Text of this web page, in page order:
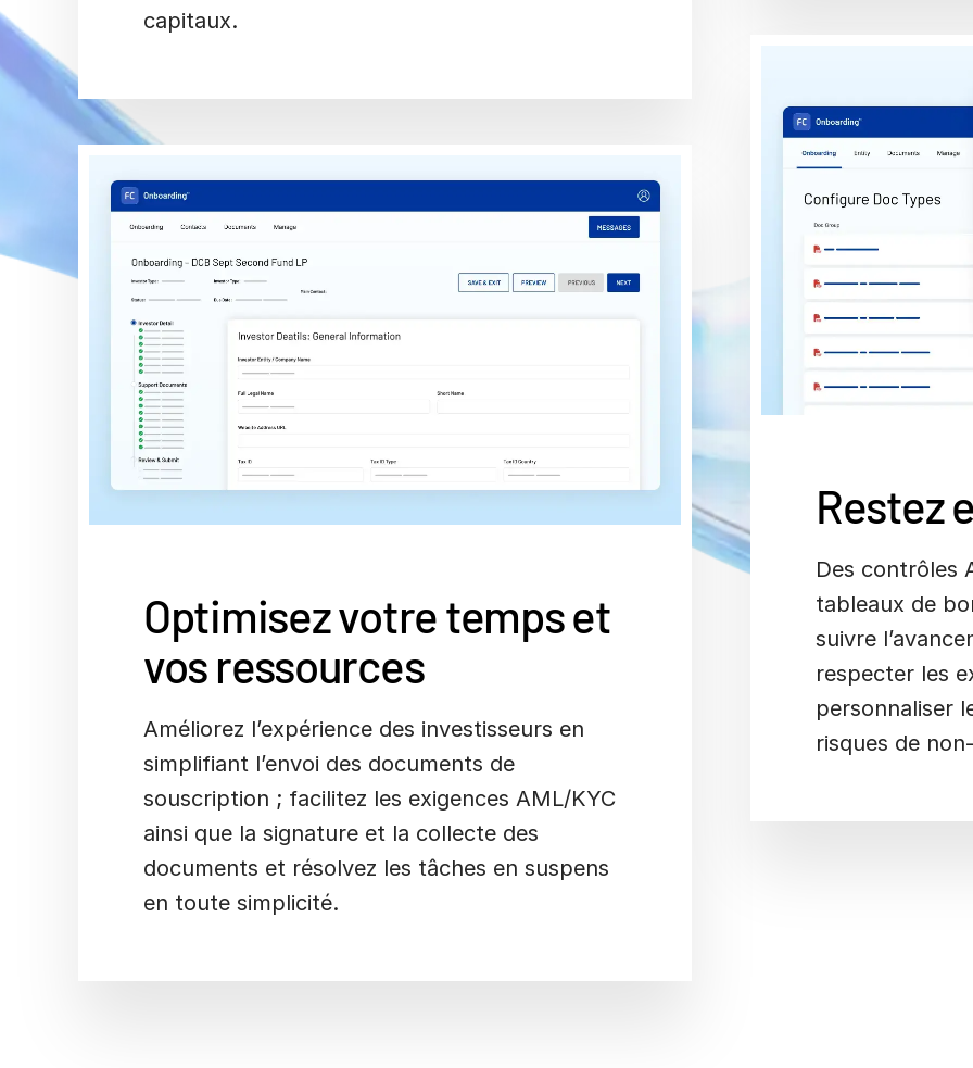
capitaux.
Optimisez votre temps et
vos ressources
Améliorez l’expérience des investisseurs en
simplifiant l’envoi des documents de
souscription ; facilitez les exigences AML/KYC
ainsi que la signature et la collecte des
documents et résolvez les tâches en suspens
en toute simplicité.
Restez
Des contrôles
tableaux de
suivre
respecter les
personnaliser
risques de